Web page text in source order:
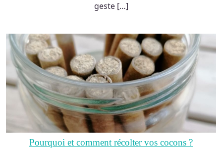
geste […]
Pourquoi et comment récolter vos cocons ?